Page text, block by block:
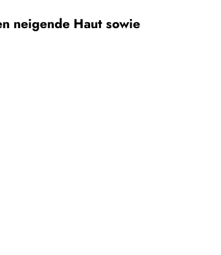
neigende Haut sowie